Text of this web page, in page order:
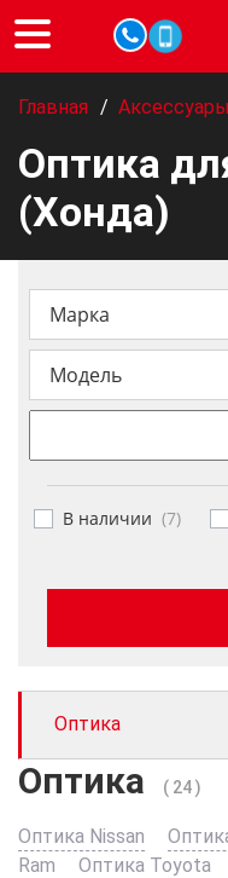
Главная / Аксессуары
Оптика
(Хонда)
Марка
Модель
В наличии (7)
Оптика
Оптика ( 24 )
Оптика Nissan
Ram
Оптика Toyota